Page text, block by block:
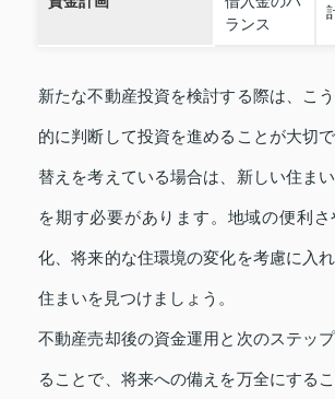
ランス
新たな不動産投資を検討する際は、こ
的に判断して投資を進めることが大切
替えを考えている場合は、新しい住ま
を期す必要があります。地域の便利
化、将来的な住環境の変化を考慮に入
住まいを見つけましょう。
不動産売却後の資金運用と次のステッ
ることで、将来への備えを万全にするこ